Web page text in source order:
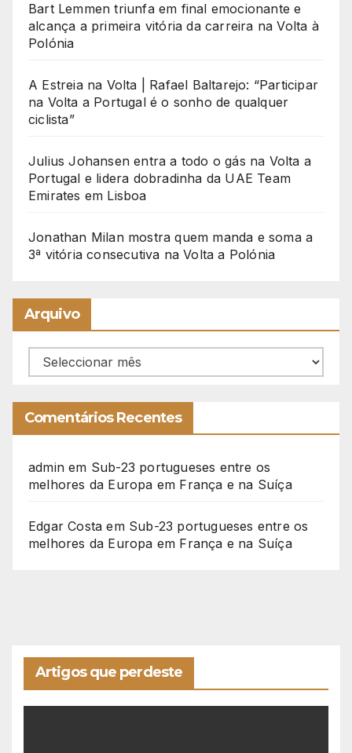
Bart Lemmen triunfa em final emocionante e
alcança a primeira vitória da carreira na Volta à
Polónia
A Estreia na Volta | Rafael Baltarejo: “Participar
na Volta a Portugal é o sonho de qualquer
ciclista”
Julius Johansen entra a todo o gás na Volta a
Portugal e lidera dobradinha da UAE Team
Emirates em Lisboa
Jonathan Milan mostra quem manda e soma a
3ª vitória consecutiva na Volta a Polónia
Arquivo
Arquivo
Comentários Recentes
admin em Sub-23 portugueses entre os
melhores da Europa em França e na Suíça
Edgar Costa em Sub-23 portugueses entre os
melhores da Europa em França e na Suíça
Artigos que perdeste